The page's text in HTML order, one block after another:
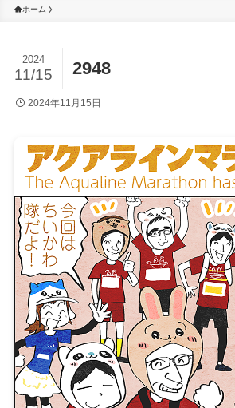
ホーム
2948
2024
11/15
2024年11月15日